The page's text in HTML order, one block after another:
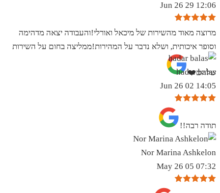
12:06 29 Jun 26
מרוצה מאוד מהשירות של מיכאל ואורלי!והעבודה יצאה מדהימה
וסופר איכותית, ושלא נדבר על המהירות!ממליצה בחום על השירות
שלהם❤️
hadar balas
14:05 02 Jun 26
תודה רבה!!
Nor Marina Ashkelon
07:32 05 May 26